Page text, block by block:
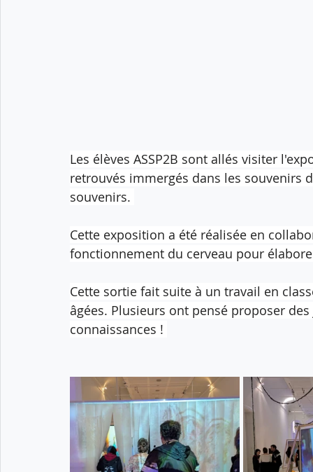
Les élèves ASSP2B sont allés visiter
retrouvés immergés dans les souvenirs
souvenirs.
Cette exposition a été réalisée en
fonctionnement du cerveau pour
Cette sortie fait suite à un travail en
âgées. Plusieurs ont pensé proposer
connaissances !